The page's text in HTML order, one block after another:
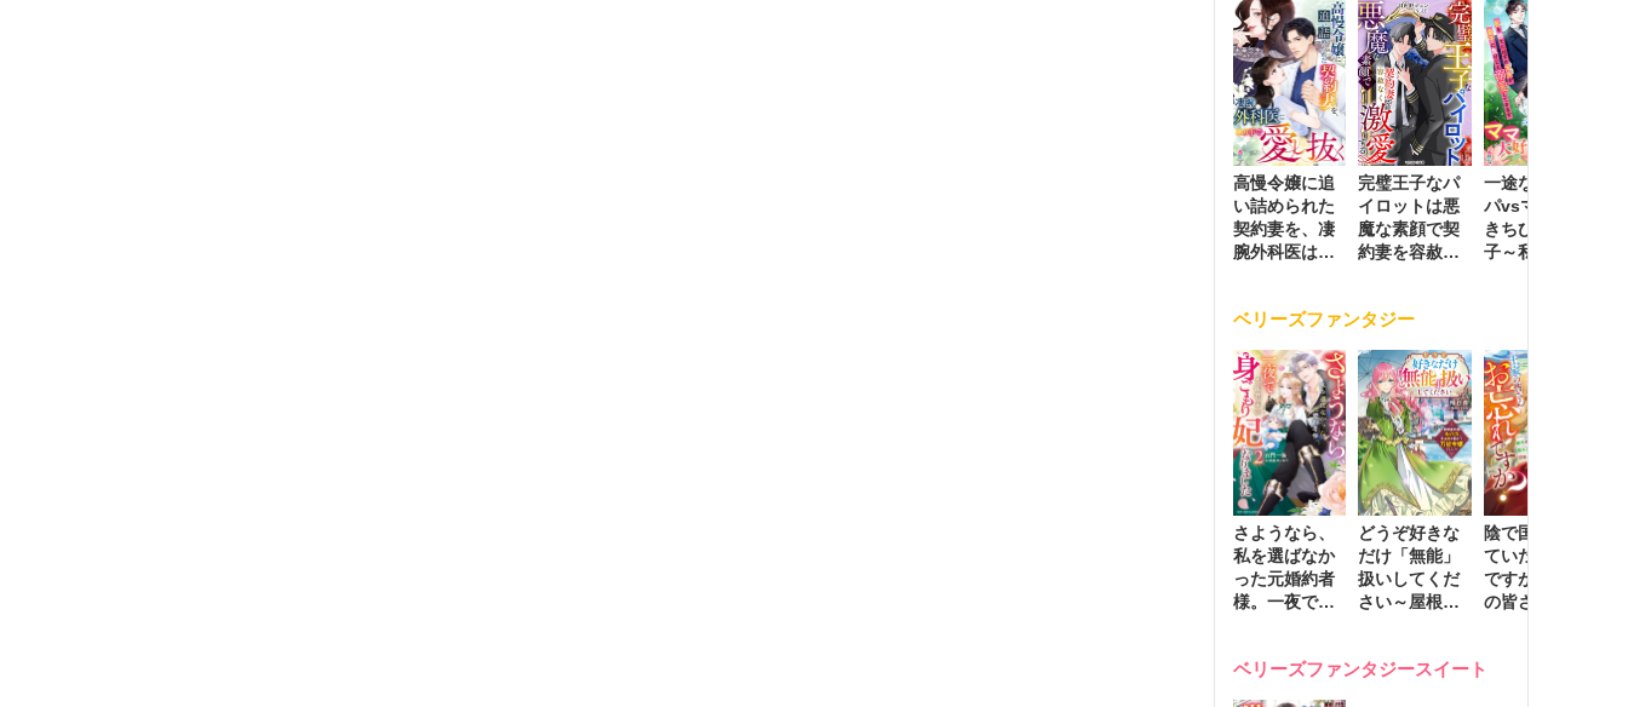
高慢令嬢に追
い詰められた
契約妻を、凄
腕外科医はこ
完璧王子なパ
イロットは悪
魔な素顔で契
約妻を容赦な
一途な社長パ
パvsママ大好
きちびっこ息
子～私を捨て
ベリーズファンタジー
さようなら、
私を選ばなか
った元婚約者
様。一夜で大
ました２
どうぞ好きな
だけ「無能」
扱いしてくだ
さい～屋根裏
動かす万能令
陰で国を支え
ていたのは私
ですが、王家
の皆さんお忘
れ才女の辺境
ベリーズファンタジースイート